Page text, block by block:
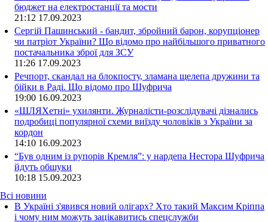
бюджет на електростанції та мости
21:12 17.09.2023
Сергій Пашинський - бандит, збройний барон, корупціонер
чи патріот України? Що відомо про найбільшого приватного
постачальника зброї для ЗСУ
11:26 17.09.2023
Речпорт, скандал на блокпосту, зламана щелепа дружини та
бійки в Раді. Що відомо про Шуфрича
19:00 16.09.2023
«ШЛЯХетні» ухилянти. Журналісти-розслідувачі дізнались
подробиці популярної схеми виїзду чоловіків з України за
кордон
14:10 16.09.2023
“Був одним із рупорів Кремля”: у нардепа Нестора Шуфрича
йдуть обшуки
10:18 15.09.2023
Всі новини
В Україні з'явився новий олігарх? Хто такий Максим Кріппа
і чому ним можуть зацікавитись спецслужби